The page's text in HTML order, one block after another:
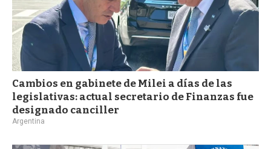
Cambios en gabinete de Milei a días de las
legislativas: actual secretario de Finanzas fue
designado canciller
Argentina